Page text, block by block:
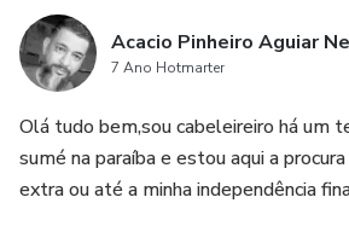
forma clara e objetiva, ajudando a
mentalidade e a alcançar o sucesso
Acacio Pinheiro Aguiar
7 Ano Hotmarter
Olá tudo bem,sou cabeleireiro há um
sumé na paraíba e estou aqui a
extra ou até a minha independência